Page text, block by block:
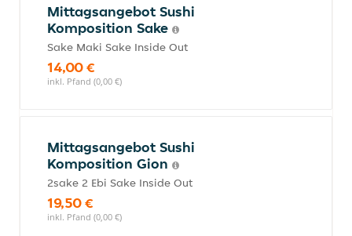
Mittagsangebot Sushi
Komposition Sake
Sake Maki Sake Inside Out
14,00 €
inkl. Pfand (0,00 €)
Mittagsangebot Sushi
Komposition Gion
2sake 2 Ebi Sake Inside Out
19,50 €
inkl. Pfand (0,00 €)